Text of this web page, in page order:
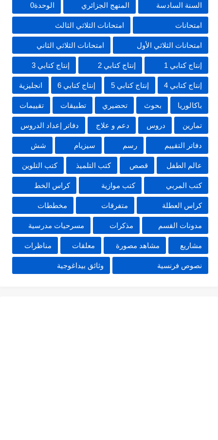
السنة السادسة المنهج الجزائري الوحدة0
امتحانات امتحانات الثلاثي الثالث
امتحانات الثلاثي الأول امتحانات الثلاثي الثاني
إنتاج كتابي 1 إنتاج كتابي 2 إنتاج كتابي 3
إنتاج كتابي 4 إنتاج كتابي 5 إنتاج كتابي 6 انجليزية
باكالوريا بحوث تحضيري تطبيقات تقييمات
تمارين دروس دعم و علاج دفاتر إعداد الدروس
دفاتر التقييم رسم سيزيام شش
عالم الطفل قصص كتب التلميذ كتب التلوين
كتب المربي كتب موازية كراس الخط
كراس العطلة متفرقات مخططات
مدونات القسم مذكرات مسرحيات مدرسية
مشاريع مشاهد مصورة معلقات مناظرات
نصوص فرنسية وثائق بيداغوجية